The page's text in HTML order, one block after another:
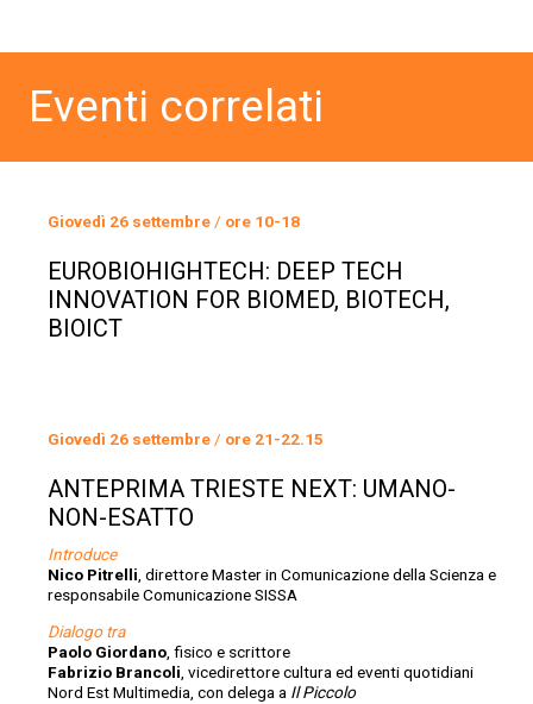
Eventi correlati
Giovedì 26 settembre / ore 10-18
EUROBIOHIGHTECH: DEEP TECH
INNOVATION FOR BIOMED, BIOTECH,
BIOICT
Giovedì 26 settembre / ore 21-22.15
ANTEPRIMA TRIESTE NEXT: UMANO-
NON-ESATTO
Introduce
Nico Pitrelli , direttore Master in Comunicazione della Scienza e
responsabile Comunicazione SISSA
Dialogo tra
Paolo Giordano , fisico e scrittore
Fabrizio Brancoli , vicedirettore cultura ed eventi quotidiani
Nord Est Multimedia, con delega a Il Piccolo